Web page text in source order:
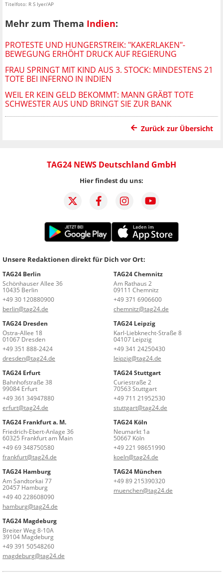
Titelfoto: R S Iyer/AP
Mehr zum Thema Indien:
PROTESTE UND HUNGERSTREIK: "KAKERLAKEN"-
BEWEGUNG ERHÖHT DRUCK AUF REGIERUNG
FRAU SPRINGT MIT KIND AUS 3. STOCK: MINDESTENS 21
TOTE BEI INFERNO IN INDIEN
WEIL ER KEIN GELD BEKOMMT: MANN GRÄBT TOTE
SCHWESTER AUS UND BRINGT SIE ZUR BANK
Zurück zur Übersicht
TAG24 NEWS Deutschland GmbH
Hier findest du uns:
Unsere Redaktionen direkt für Dich vor Ort:
TAG24 Berlin
Schönhauser Allee 36
10435 Berlin
+49 30 120880900
berlin@tag24.de
TAG24 Chemnitz
Am Rathaus 2
09111 Chemnitz
+49 371 6906600
chemnitz@tag24.de
TAG24 Dresden
Ostra-Allee 18
01067 Dresden
+49 351 888-2424
dresden@tag24.de
TAG24 Leipzig
Karl-Liebknecht-Straße 8
04107 Leipzig
+49 341 24250430
leipzig@tag24.de
TAG24 Erfurt
Bahnhofstraße 38
99084 Erfurt
+49 361 34947880
erfurt@tag24.de
TAG24 Stuttgart
Curiestraße 2
70563 Stuttgart
+49 711 21952530
stuttgart@tag24.de
TAG24 Frankfurt a. M.
Friedrich-Ebert-Anlage 36
60325 Frankfurt am Main
+49 69 348750580
frankfurt@tag24.de
TAG24 Köln
Neumarkt 1a
50667 Köln
+49 221 98651990
koeln@tag24.de
TAG24 Hamburg
Am Sandtorkai 77
20457 Hamburg
+49 40 228608090
hamburg@tag24.de
TAG24 München
+49 89 215390320
muenchen@tag24.de
TAG24 Magdeburg
Breiter Weg 8-10A
39104 Magdeburg
+49 391 50548260
magdeburg@tag24.de